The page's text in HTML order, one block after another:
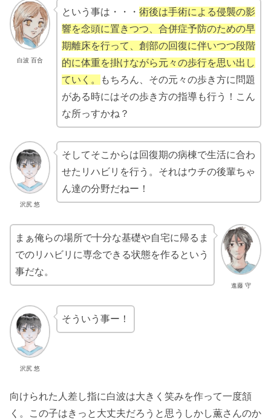
白波 百合
という事は・・・ 術後は手術による侵襲の影
響を念頭に置きつつ、合併症予防のための早
期離床を行って、創部の回復に伴いつつ段階
的に体重を掛けながら元々の歩行を思い出し
ていく。
もちろん、その元々の歩き方に問題
がある時にはその歩き方の指導も行う！こん
な所っすかね？
沢尻 悠
そしてそこからは回復期の病棟で生活に合わ
せたリハビリを行う。それはウチの後輩ちゃ
ん達の分野だねー！
進藤 守
まぁ俺らの場所で十分な基礎や自宅に帰るま
でのリハビリに専念できる状態を作るという
事だな。
沢尻 悠
そういう事ー！
向けられた人差し指に白波は大きく笑みを作って一度頷
く。この子はきっと大丈夫だろうと思うしかし薫さんのか